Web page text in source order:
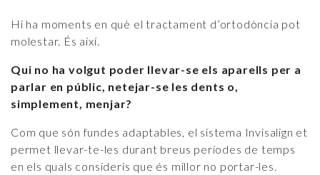
Hi ha moments en què el tractament d’ortodòncia pot
molestar. És així.
Qui no ha volgut poder llevar-se els aparells per a
parlar en públic, netejar-se les dents o,
simplement, menjar?
Com que són fundes adaptables, el sistema Invisalign et
permet llevar-te-les durant breus períodes de temps
en els quals consideris que és millor no portar-les.